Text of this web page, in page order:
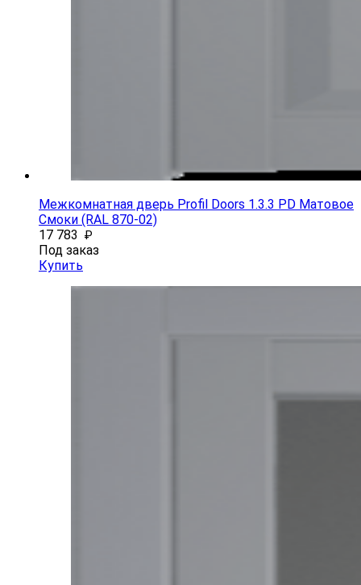
Межкомнатная дверь Profil Doors 1.3.3 PD Матовое
Смоки (RAL 870-02)
17 783 ₽
Под заказ
Купить